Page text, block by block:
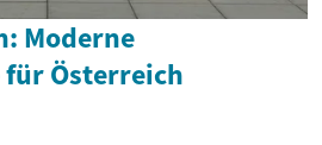
Moderne
Österreich